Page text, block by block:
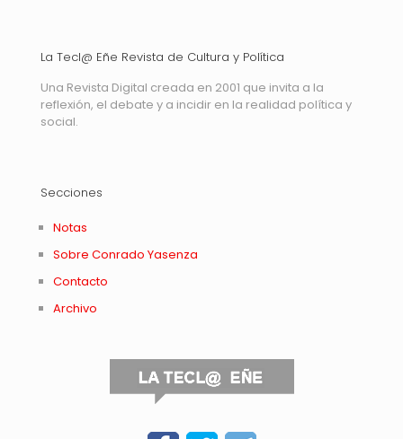
La Tecl@ Eñe Revista de Cultura y Política
Una Revista Digital creada en 2001 que invita a la
reflexión, el debate y a incidir en la realidad política y
social.
Secciones
Notas
Sobre Conrado Yasenza
Contacto
Archivo